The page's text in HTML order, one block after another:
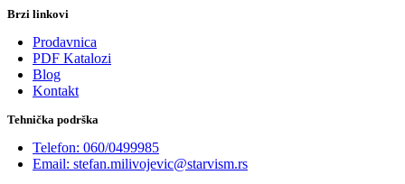
Brzi linkovi
Prodavnica
PDF Katalozi
Blog
Kontakt
Tehnička podrška
Telefon: 060/0499985
Email: stefan.milivojevic@starvism.rs